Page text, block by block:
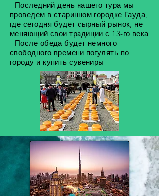
- Последний день нашего тура мы
проведем в старинном городке Гауда,
где сегодня будет сырный рынок, не
меняющий свои традиции с 13-го века
- После обеда будет немного
свободного времени погулять по
городу и купить сувениры